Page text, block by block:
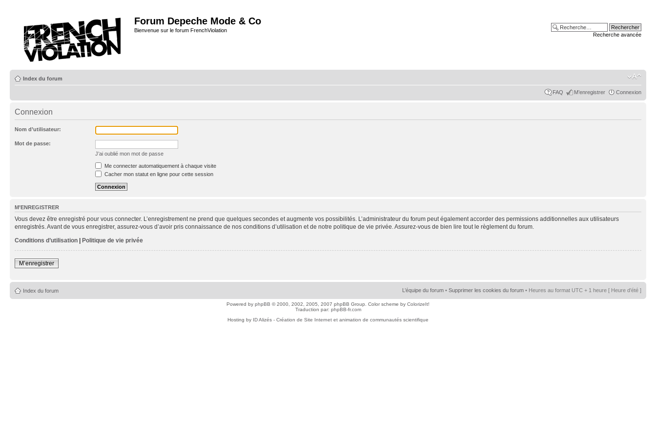
Forum Depeche Mode & Co
Bienvenue sur le forum FrenchViolation
Recherche avancée
Index du forum
FAQ M’enregistrer Connexion
Connexion
Nom d’utilisateur:
Mot de passe:
J’ai oublié mon mot de passe
Me connecter automatiquement à chaque visite
Cacher mon statut en ligne pour cette session
M’ENREGISTRER
Vous devez être enregistré pour vous connecter. L’enregistrement ne prend que quelques secondes et augmente vos possibilités. L’administrateur du forum peut également accorder des permissions additionnelles aux utilisateurs
enregistrés. Avant de vous enregistrer, assurez-vous d’avoir pris connaissance de nos conditions d’utilisation et de notre politique de vie privée. Assurez-vous de bien lire tout le règlement du forum.
Conditions d’utilisation | Politique de vie privée
M’enregistrer
Index du forum L’équipe du forum • Supprimer les cookies du forum • Heures au format UTC + 1 heure [ Heure d’été ]
Powered by phpBB © 2000, 2002, 2005, 2007 phpBB Group. Color scheme by ColorizeIt!
Traduction par: phpBB-fr.com
Hosting by ID Alizés - Création de Site Internet et animation de communautés scientifique